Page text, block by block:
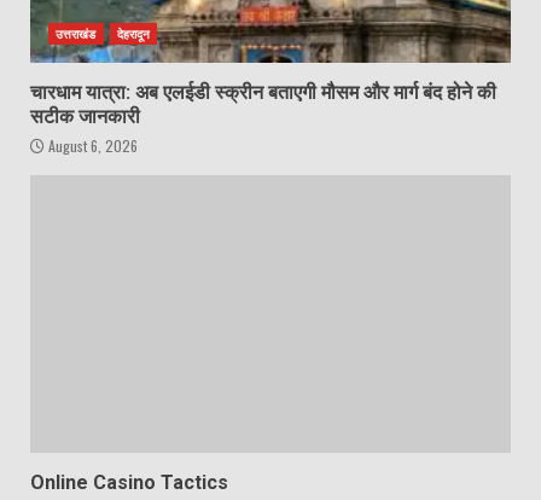
उत्तराखंड देहरादून
चारधाम यात्रा: अब एलईडी स्क्रीन बताएगी मौसम और मार्ग बंद होने की
सटीक जानकारी
August 6, 2026
Online Casino Tactics